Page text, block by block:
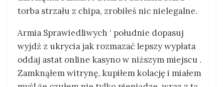
torba strzału z chipa, zrobiłeś nic nielegalne.
Armia Sprawiedliwych ‘ południe dopasuj
wyjdź z ukrycia jak rozmazać lepszy wypłata
oddaj astat online kasyno w niższym miejscu .
Zamknąłem witrynę, kupiłem kolację i miałem